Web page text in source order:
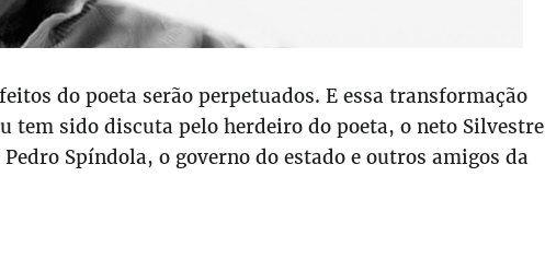
do poeta serão perpetuados. E essa transformação
tem sido discuta pelo herdeiro do poeta, o neto Silvestre
Spíndola, o governo do estado e outros amigos da